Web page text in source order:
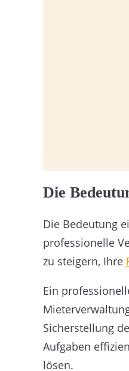
Die
Die Bedeutung
professionelle
zu steigern, Ihre
Ein
Sicherstellung
Aufgaben
lösen.